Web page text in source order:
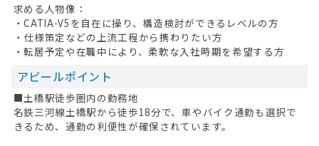
求める人物像：
・CATIA-V5を自在に操り、構造検討ができるレベルの方
・仕様策定などの上流工程から携わりたい方
・転居予定や在職中により、柔軟な入社時期を希望する方
アピールポイント
■土橋駅徒歩圏内の勤務地
名鉄三河線土橋駅から徒歩18分で、車やバイク通勤も選択で
きるため、通勤の利便性が確保されています。